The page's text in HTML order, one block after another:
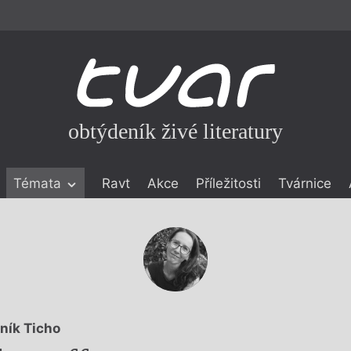
obtýdeník živé literatury
Témata Ravt Akce Příležitosti Tvárnice
Ticho